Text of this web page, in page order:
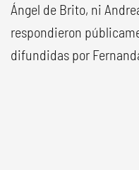
Ángel de Brito, ni
respondieron
difundidas por